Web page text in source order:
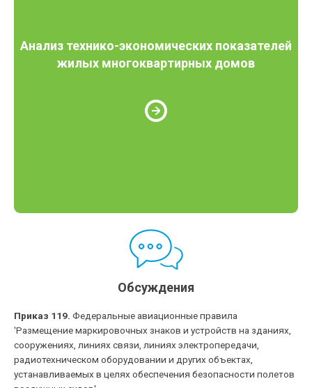
Анализ технико-экономических показателей
жилых многоквартирных домов
Обсуждения
Приказ 119. Федеральные авиационные правила
'Размещение маркировочных знаков и устройств на зданиях,
сооружениях, линиях связи, линиях электропередачи,
радиотехническом оборудовании и других объектах,
устанавливаемых в целях обеспечения безопасности полетов